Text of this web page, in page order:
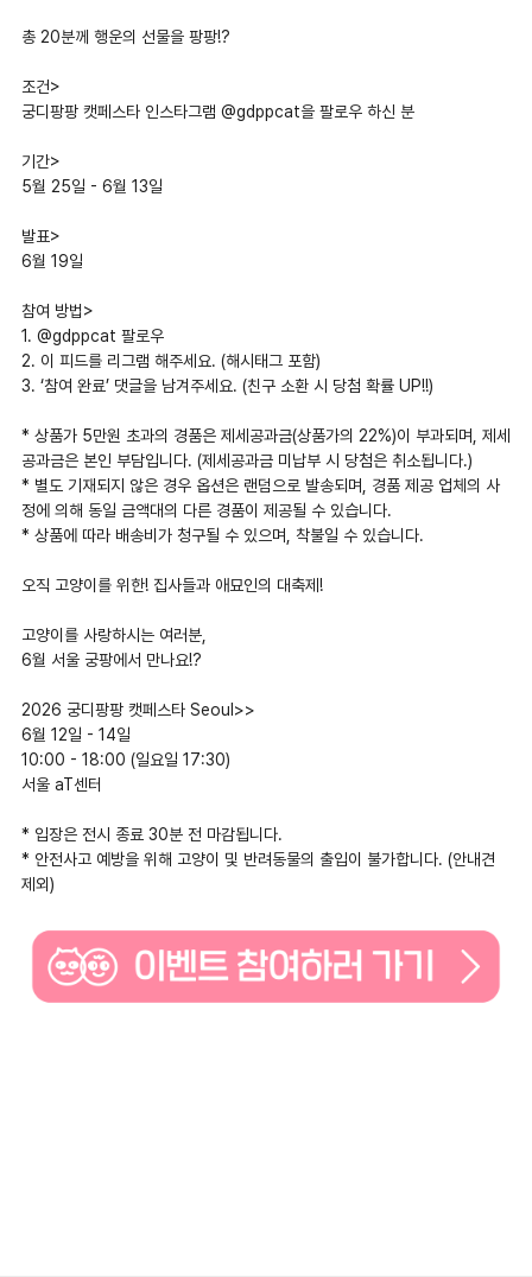
총 20분께 행운의 선물을 팡팡!?
조건>
궁디팡팡 캣페스타 인스타그램 @gdppcat을 팔로우 하신 분
기간>
5월 25일 - 6월 13일
발표>
6월 19일
참여 방법>
1. @gdppcat 팔로우
2. 이 피드를 리그램 해주세요. (해시태그 포함)
3. ‘참여 완료’ 댓글을 남겨주세요. (친구 소환 시 당첨 확률 UP!!)
* 상품가 5만원 초과의 경품은 제세공과금(상품가의 22%)이 부과되며, 제세
공과금은 본인 부담입니다. (제세공과금 미납부 시 당첨은 취소됩니다.)
* 별도 기재되지 않은 경우 옵션은 랜덤으로 발송되며, 경품 제공 업체의 사
정에 의해 동일 금액대의 다른 경품이 제공될 수 있습니다.
* 상품에 따라 배송비가 청구될 수 있으며, 착불일 수 있습니다.
오직 고양이를 위한! 집사들과 애묘인의 대축제!
고양이를 사랑하시는 여러분,
6월 서울 궁팡에서 만나요!?
2026 궁디팡팡 캣페스타 Seoul>>
6월 12일 - 14일
10:00 - 18:00 (일요일 17:30)
서울 aT센터
* 입장은 전시 종료 30분 전 마감됩니다.
* 안전사고 예방을 위해 고양이 및 반려동물의 출입이 불가합니다. (안내견
제외)